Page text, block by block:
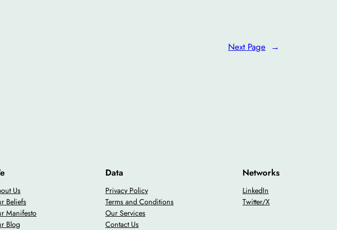
Next Page →
Us
Beliefs
Manifesto
Blog
Data
Privacy Policy
Terms and Conditions
Our Services
Contact Us
Networks
LinkedIn
Twitter/X